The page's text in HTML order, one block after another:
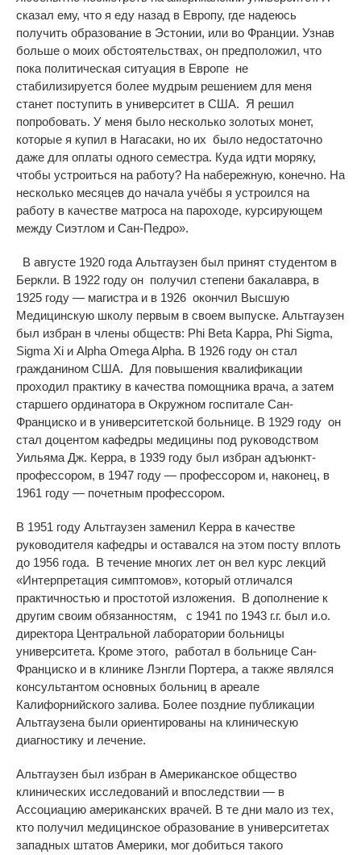
сказал ему, что я еду назад в Европу, где надеюсь
получить образование в Эстонии, или во Франции. Узнав
больше о моих обстоятельствах, он предположил, что
пока политическая ситуация в Европе не
стабилизируется более мудрым решением для меня
станет поступить в университет в США. Я решил
попробовать. У меня было несколько золотых монет,
которые я купил в Нагасаки, но их было недостаточно
даже для оплаты одного семестра. Куда идти моряку,
чтобы устроиться на работу? На набережную, конечно. На
несколько месяцев до начала учёбы я устроился на
работу в качестве матроса на пароходе, курсирующем
между Сиэтлом и Сан-Педро».
В августе 1920 года Альтгаузен был принят студентом в
Беркли. В 1922 году он получил степени бакалавра, в
1925 году — магистра и в 1926 окончил Высшую
Медицинскую школу первым в своем выпуске. Альтгаузен
был избран в члены обществ: Phi Beta Kappa, Phi Sigma,
Sigma Xi и Alpha Omega Alpha. В 1926 году он стал
гражданином США. Для повышения квалификации
проходил практику в качества помощника врача, а затем
старшего ординатора в Окружном госпитале Сан-
Франциско и в университетской больнице. В 1929 году он
стал доцентом кафедры медицины под руководством
Уильяма Дж. Керра, в 1939 году был избран адъюнкт-
профессором, в 1947 году — профессором и, наконец, в
1961 году — почетным профессором.
В 1951 году Альтгаузен заменил Керра в качестве
руководителя кафедры и оставался на этом посту вплоть
до 1956 года. В течение многих лет он вел курс лекций
«Интерпретация симптомов», который отличался
практичностью и простотой изложения. В дополнение к
другим своим обязанностям, с 1941 по 1943 г.г. был и.о.
директора Центральной лаборатории больницы
университета. Кроме этого, работал в больнице Сан-
Франциско и в клинике Лэнгли Портера, а также являлся
консультантом основных больниц в ареале
Калифорнийского залива. Более поздние публикации
Альтгаузена были ориентированы на клиническую
диагностику и лечение.
Альтгаузен был избран в Американское общество
клинических исследований и впоследствии — в
Ассоциацию американских врачей. В те дни мало из тех,
кто получил медицинское образование в университетах
западных штатов Америки, мог добиться такого